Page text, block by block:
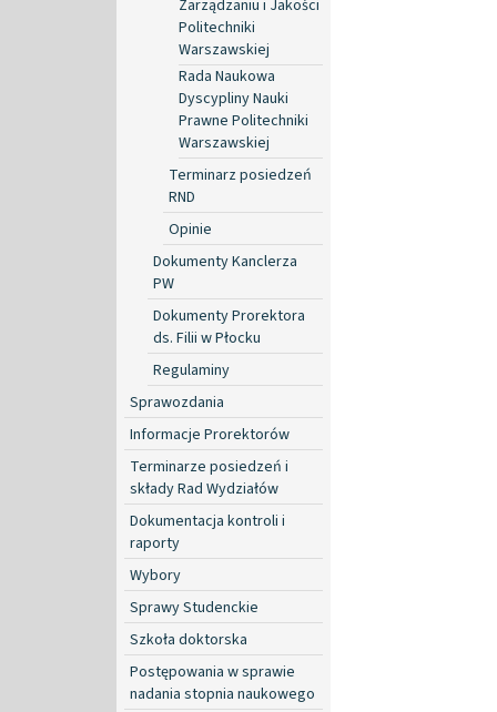
Zarządzaniu i Jakości
Politechniki
Warszawskiej
Rada Naukowa
Dyscypliny Nauki
Prawne Politechniki
Warszawskiej
Terminarz posiedzeń
RND
Opinie
Dokumenty Kanclerza
PW
Dokumenty Prorektora
ds. Filii w Płocku
Regulaminy
Sprawozdania
Informacje Prorektorów
Terminarze posiedzeń i
składy Rad Wydziałów
Dokumentacja kontroli i
raporty
Wybory
Sprawy Studenckie
Szkoła doktorska
Postępowania w sprawie
nadania stopnia naukowego